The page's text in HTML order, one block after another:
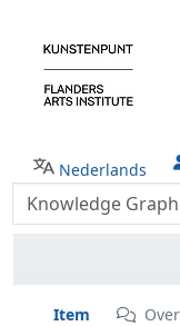
Nederlands
Item